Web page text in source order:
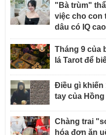
"Bà trùm"
việc cho con
dâu có IQ
Tháng 9 của
lá Tarot để
Điều gì khiến
tay của
Chàng trai
hóa đơn ăn